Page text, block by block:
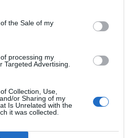
the Sale of my
processing my
Targeted Advertising.
Collection, Use,
or Sharing of my
Is Unrelated with the
it was collected.
também um convite à comunidade
de trabalhos, anunciando que
durante o encontro.
abertas e podem ser
plataforma online do evento.